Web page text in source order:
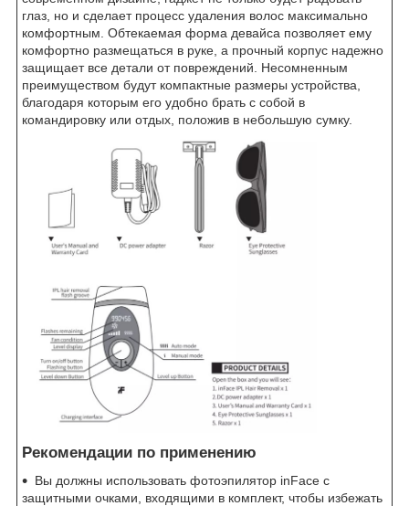
глаз, но и сделает процесс удаления волос максимально
комфортным. Обтекаемая форма девайса позволяет ему
комфортно размещаться в руке, а прочный корпус надежно
защищает все детали от повреждений. Несомненным
преимуществом будут компактные размеры устройства,
благодаря которым его удобно брать с собой в
командировку или отдых, положив в небольшую сумку.
Рекомендации по применению
Вы должны использовать фотоэпилятор inFace с
защитными очками, входящими в комплект, чтобы избежать